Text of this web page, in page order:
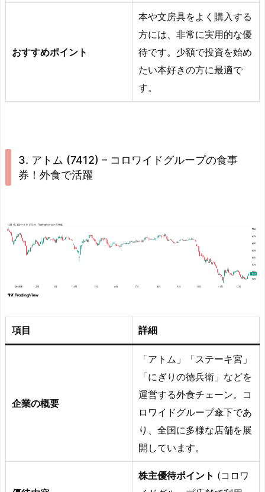
おすすめポイント
本や文房具をよく購入する
方には、非常に実用的な優
待です。少額で投資を始め
たい本好きの方に最適で
す。
3. アトム (7412) – コロワイドグループの食事
券！外食で活躍
項目 詳細
企業の概要
「アトム」「ステーキ宮」
「にぎりの徳兵衛」などを
運営する外食チェーン。コ
ロワイドグループ傘下であ
り、全国に多様な店舗を展
開しています。
株主優待ポイント (コロワ